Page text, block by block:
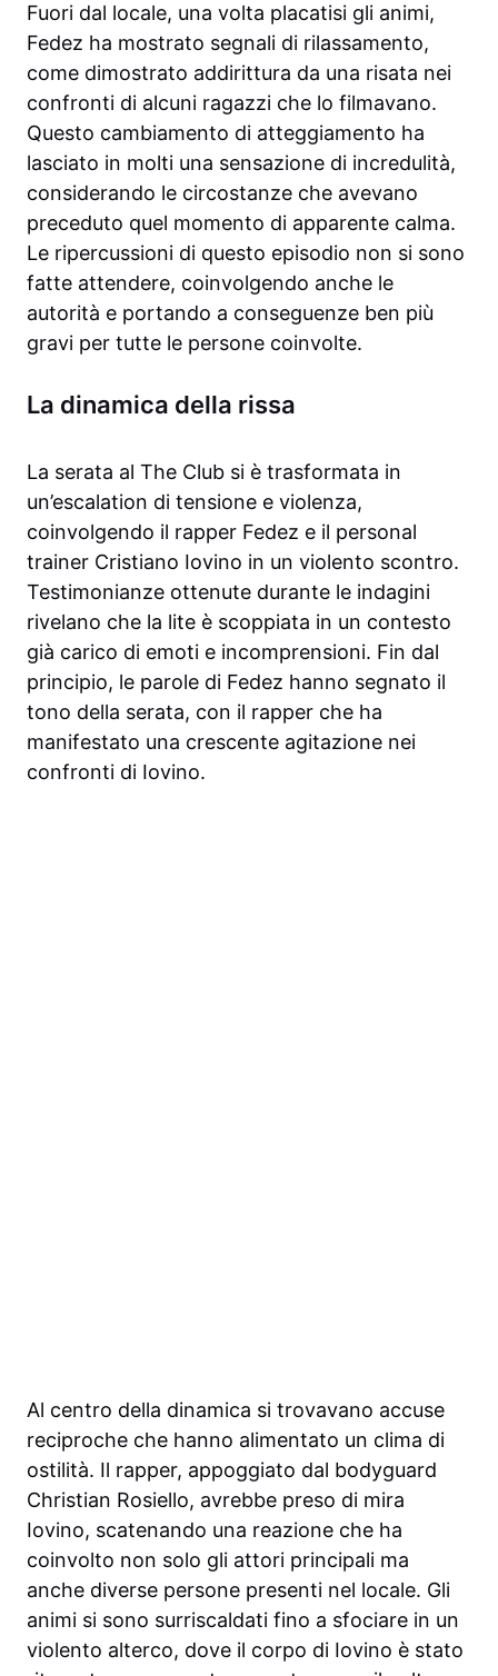
Fuori dal locale, una volta placatisi gli animi,
Fedez ha mostrato segnali di rilassamento,
come dimostrato addirittura da una risata nei
confronti di alcuni ragazzi che lo filmavano.
Questo cambiamento di atteggiamento ha
lasciato in molti una sensazione di incredulità,
considerando le circostanze che avevano
preceduto quel momento di apparente calma.
Le ripercussioni di questo episodio non si sono
fatte attendere, coinvolgendo anche le
autorità e portando a conseguenze ben più
gravi per tutte le persone coinvolte.
La dinamica della rissa
La serata al The Club si è trasformata in
un’escalation di tensione e violenza,
coinvolgendo il rapper Fedez e il personal
trainer Cristiano Iovino in un violento scontro.
Testimonianze ottenute durante le indagini
rivelano che la lite è scoppiata in un contesto
già carico di emoti e incomprensioni. Fin dal
principio, le parole di Fedez hanno segnato il
tono della serata, con il rapper che ha
manifestato una crescente agitazione nei
confronti di Iovino.
Al centro della dinamica si trovavano accuse
reciproche che hanno alimentato un clima di
ostilità. Il rapper, appoggiato dal bodyguard
Christian Rosiello, avrebbe preso di mira
Iovino, scatenando una reazione che ha
coinvolto non solo gli attori principali ma
anche diverse persone presenti nel locale. Gli
animi si sono surriscaldati fino a sfociare in un
violento alterco, dove il corpo di Iovino è stato